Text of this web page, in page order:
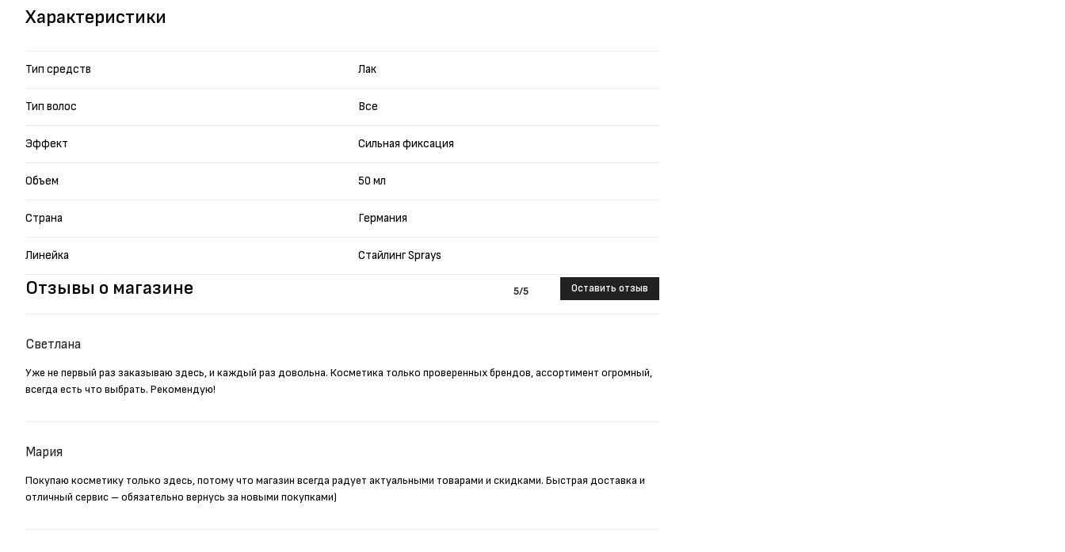
Отзывы о магазине 5/5 Оставить отзыв
Светлана
Уже не первый раз заказываю здесь, и каждый раз довольна. Косметика только проверенных брендов, ассортимент огромный,
всегда есть что выбрать. Рекомендую!
Мария
Покупаю косметику только здесь, потому что магазин всегда радует актуальными товарами и скидками. Быстрая доставка и
отличный сервис – обязательно вернусь за новыми покупками)
Характеристики
Тип средств Лак
Тип волос Все
Эффект Сильная фиксация
Объем 50 мл
Страна Германия
Линейка Стайлинг Sprays